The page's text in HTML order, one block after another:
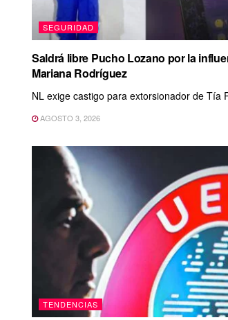
SEGURIDAD
Saldrá libre Pucho Lozano por la
Mariana Rodríguez
NL exige castigo para extorsionador de Tía
AGOSTO 3, 2026
TENDENCIAS